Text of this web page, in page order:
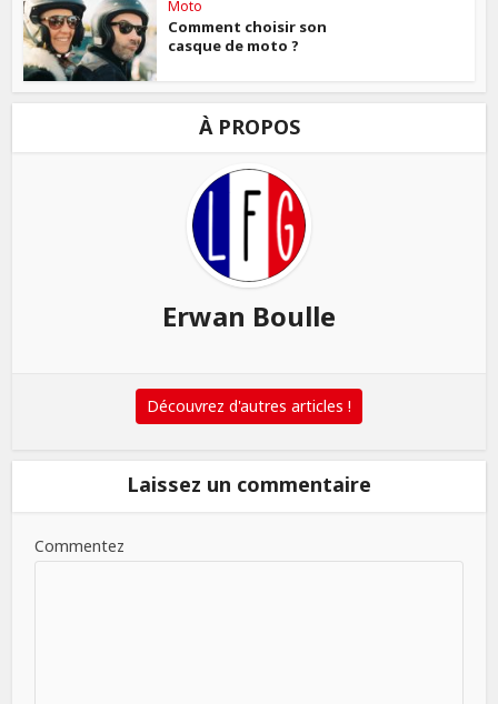
Moto
Comment choisir son
casque de moto ?
À PROPOS
Erwan Boulle
Découvrez d'autres articles !
Laissez un commentaire
Commentez